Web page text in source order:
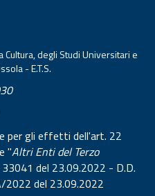
degli Studi Universitari e
- E.T.S.
per gli effetti dell'art. 22
"Altri Enti del Terzo
del 23.09.2022 - D.D.
del 23.09.2022